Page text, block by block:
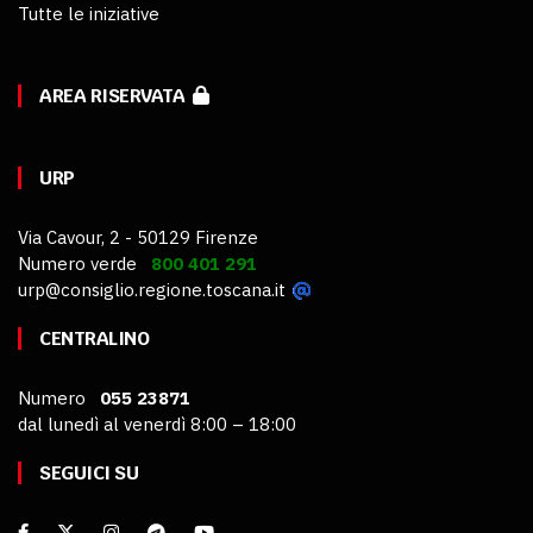
Tutte le iniziative
AREA RISERVATA
URP
Via Cavour, 2 - 50129 Firenze
Numero verde 800 401 291
urp@consiglio.regione.toscana.it
CENTRALINO
Numero 055 23871
dal lunedì al venerdì 8:00 – 18:00
SEGUICI SU